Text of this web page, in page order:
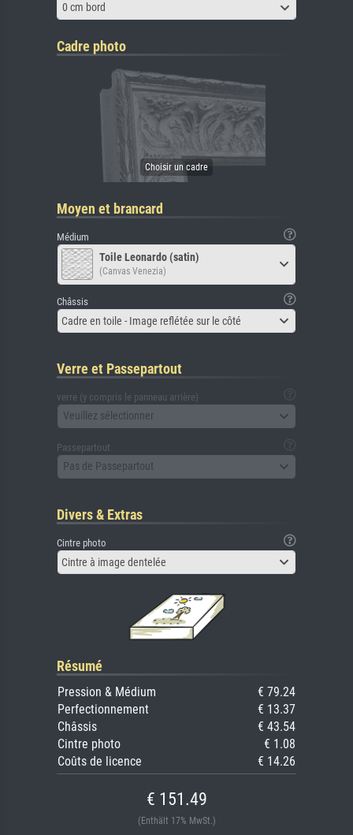
0 cm bord
Cadre photo
Moyen et brancard
Médium
Toile Leonardo (satin)
(Canvas Venezia)
Châssis
Cadre en toile - Image reflétée sur le côté
Verre et Passepartout
verre (y compris le panneau arrière)
Veuillez sélectionner
Passepartout
Pas de Passepartout
Divers & Extras
Cintre photo
Cintre à image dentelée
Résumé
Pression & Médium
€ 79.24
Perfectionnement
€ 13.37
Châssis
€ 43.54
Cintre photo
€ 1.08
Coûts de licence
€ 14.26
€ 151.49
(Enthält 17% MwSt.)